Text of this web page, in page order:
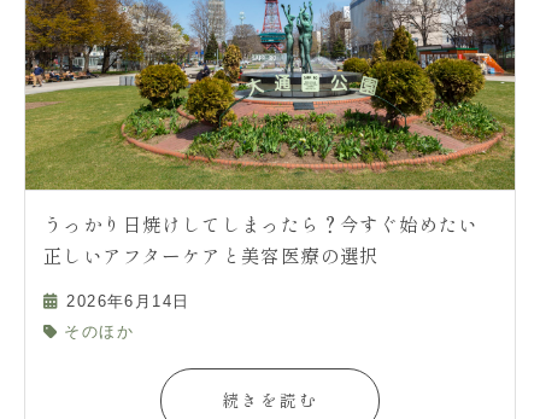
うっかり日焼けしてしまったら？今すぐ始めたい
正しいアフターケアと美容医療の選択
2026年6月14日
そのほか
続きを読む